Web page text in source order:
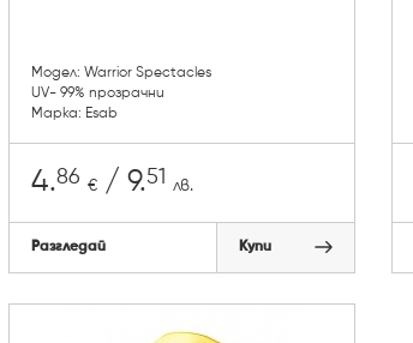
Модел: Warrior Spectacles
UV- 99% прозрачни
Марка: Esab
4.86 €/ 9.51 лв.
Разгледай Купи